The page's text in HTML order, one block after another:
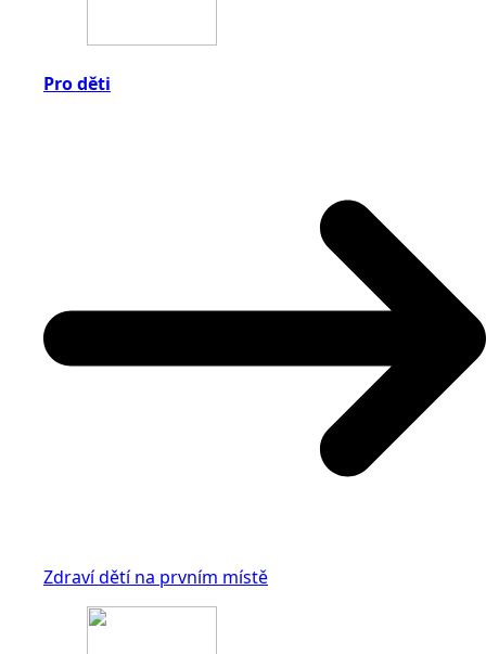
Pro děti
Zdraví dětí na prvním místě